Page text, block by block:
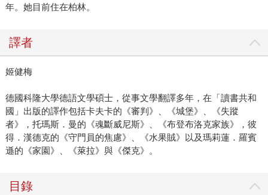
年。她目前住在柏林。
譯者
姬健梅
德國科隆大學德語文學碩士，從事文學翻譯多年，在「讀書共和
國」出版的譯作包括卡夫卡的《審判》、《城堡》、《失蹤
者》，托瑪斯．曼的《魂斷威尼斯》、《布登布洛克家族》，彼
得．漢德克的《守門員的焦慮》、《水果賊》以及瑪莉蓮．羅賓
遜的《家園》、《萊拉》與《傑克》。
目錄